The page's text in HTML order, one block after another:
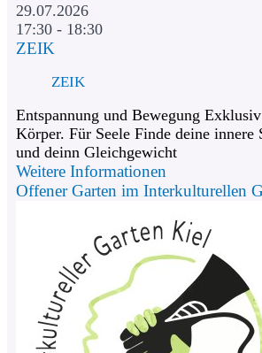
29.07.2026
17:30 - 18:30
ZEIK
ZEIK
Entspannung und Bewegung
Körper. Für Seele Finde deine innere
und deinn Gleichgewicht
Weitere Informationen
Offener Garten im Interkulturellen